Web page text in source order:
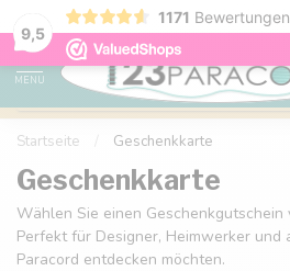
9,5
1171 Bewertungen
Kostenlose Lieferung nach Hause ab
MENU
Startseite Geschenkkarte
Geschenkkarte
Wählen Sie einen Geschenkgutschein
Perfekt für Designer, Heimwerker und
Paracord entdecken möchten.